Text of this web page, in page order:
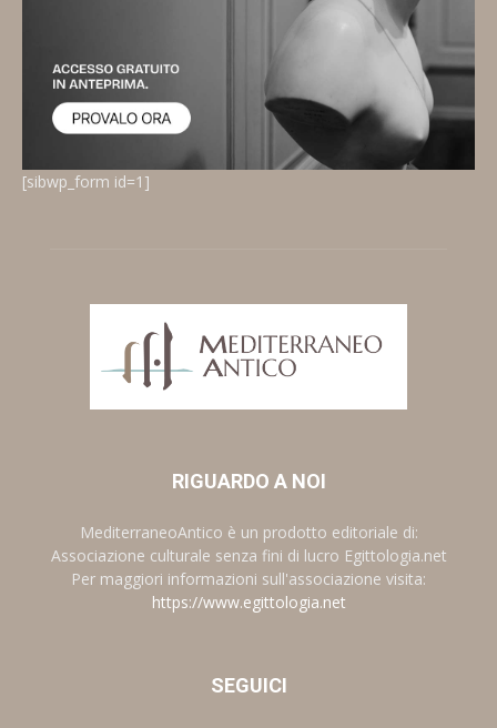
[sibwp_form id=1]
RIGUARDO A NOI
MediterraneoAntico è un prodotto editoriale di:
Associazione culturale senza fini di lucro Egittologia.net
Per maggiori informazioni sull'associazione visita:
https://www.egittologia.net
SEGUICI